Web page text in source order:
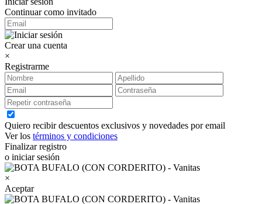
Continuar como invitado
Crear una cuenta
×
Registrarme
Quiero recibir descuentos exclusivos y novedades por email
Ver los términos y condiciones
Finalizar registro
o iniciar sesión
×
Aceptar